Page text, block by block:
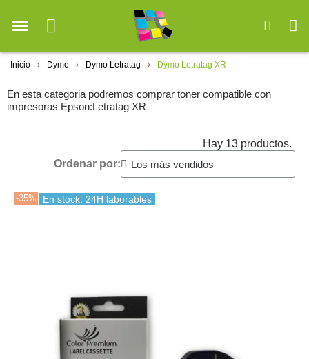
Inicio Dymo Dymo Letratag Dymo Letratag XR
En esta categoria podremos comprar toner compatible con
impresoras Epson:Letratag XR
Hay 13 productos.
Ordenar por:
-35% En stock: 24H laborables